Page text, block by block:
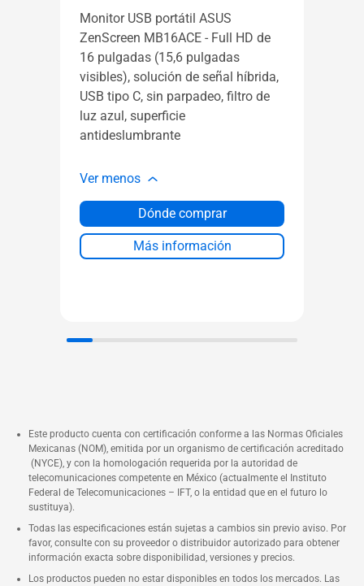
Monitor USB portátil ASUS
ZenScreen MB16ACE - Full HD de
16 pulgadas (15,6 pulgadas
visibles), solución de señal híbrida,
USB tipo C, sin parpadeo, filtro de
luz azul, superficie
antideslumbrante
Ver menos
Dónde comprar
Más información
Este producto cuenta con certificación conforme a las Normas Oficiales
Mexicanas (NOM), emitida por un organismo de certificación acreditado
(NYCE), y con la homologación requerida por la autoridad de
telecomunicaciones competente en México (actualmente el Instituto
Federal de Telecomunicaciones – IFT, o la entidad que en el futuro lo
sustituya).
Todas las especificaciones están sujetas a cambios sin previo aviso. Por
favor, consulte con su proveedor o distribuidor autorizado para obtener
información exacta sobre disponibilidad, versiones y precios.
Los productos pueden no estar disponibles en todos los mercados. Las